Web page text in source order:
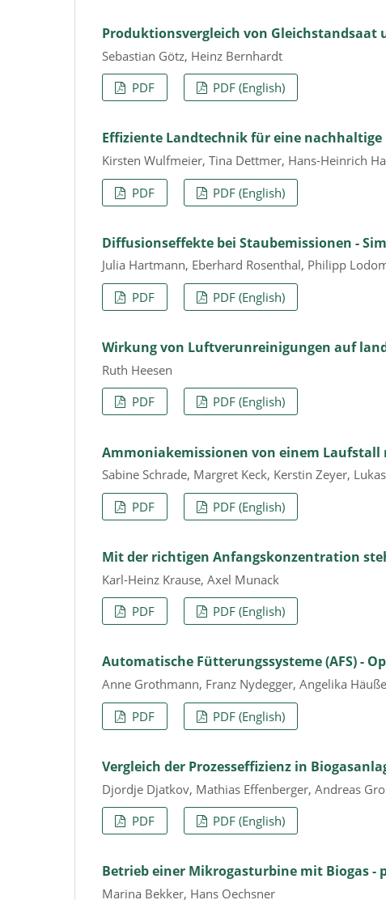
Produktionsvergleich von Gleichstandsaat
Sebastian Götz, Heinz Bernhardt
PDF
PDF (English)
Effiziente Landtechnik für eine
Kirsten Wulfmeier, Tina Dettmer, Hans-Heinrich
PDF
PDF (English)
Diffusionseffekte bei Staubemissionen -
Julia Hartmann, Eberhard Rosenthal, Philipp
PDF
PDF (English)
Wirkung von Luftverunreinigungen auf
Ruth Heesen
PDF
PDF (English)
Ammoniakemissionen von einem
Sabine Schrade, Margret Keck, Kerstin Zeyer,
PDF
PDF (English)
Mit der richtigen Anfangskonzentration
Karl-Heinz Krause, Axel Munack
PDF
PDF (English)
Automatische Fütterungssysteme (AFS) -
Anne Grothmann, Franz Nydegger, Angelika
PDF
PDF (English)
Vergleich der Prozesseffizienz in
Djordje Djatkov, Mathias Effenberger, Andreas
PDF
PDF (English)
Betrieb einer Mikrogasturbine mit Biogas -
Marina Bekker, Hans Oechsner